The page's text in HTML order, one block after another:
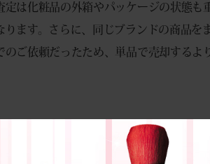
定は化粧品の外箱やパッケージの状態も
ります。さらに、同じブランドの商品を
のご依頼だったため、単品で売却するよ
ここで豆知識をご紹介します。